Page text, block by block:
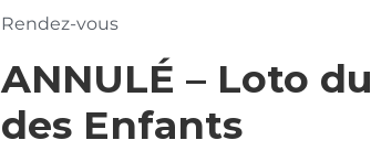
Rendez-vous
ANNULÉ – Loto
des Enfants